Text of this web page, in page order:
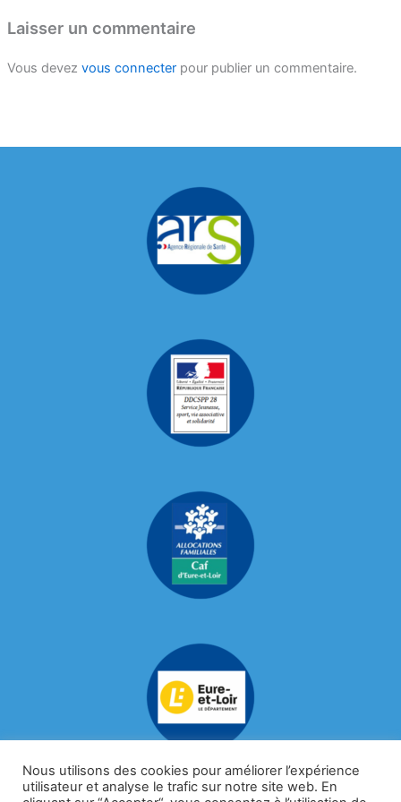
Laisser un commentaire
Vous devez vous connecterpour publier un commentaire.
Nous utilisons des cookies pour améliorer l’expérience
utilisateur et analyse le trafic sur notre site web. En